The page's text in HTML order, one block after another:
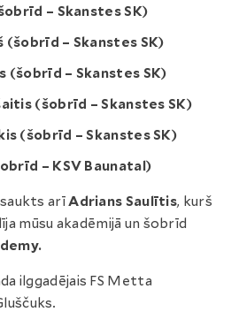
– Skanstes SK)
(šobrīd – Skanstes SK)
(šobrīd – Skanstes SK)
(šobrīd – Skanstes SK)
(šobrīd –Skanstes SK)
– KSV Baunatal)
arīAdrians Saulītis, kurš
mūsu akadēmijā un šobrīd
ilggadējais FS Metta